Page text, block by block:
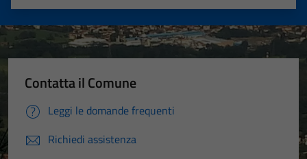
Valuta 5 stelle su 5
Valuta 4 stelle su 5
Valuta 3 stelle su 5
Valuta 2 stelle su 5
Valuta 1 stelle su 5
Contatta il Comune
Leggi le domande frequenti
Richiedi assistenza